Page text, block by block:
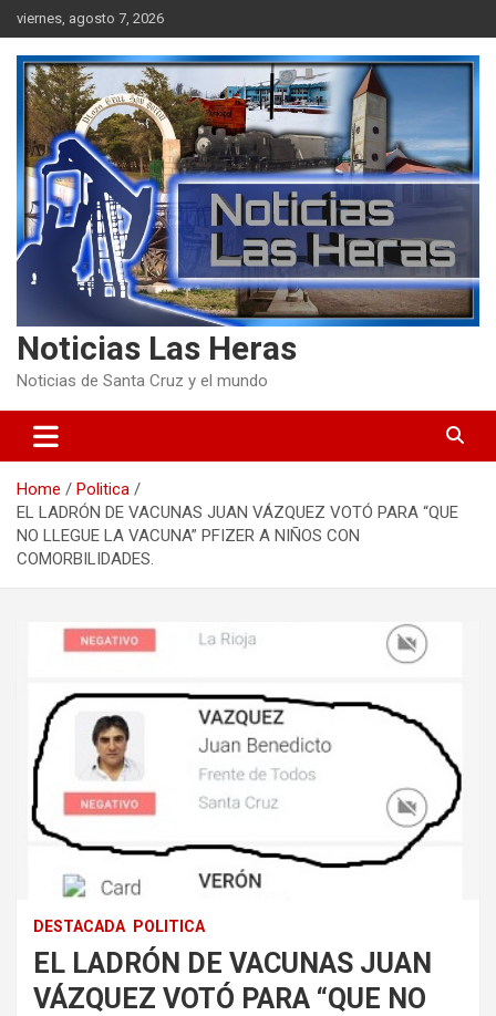
Skip
to
content
viernes, agosto 7, 2026
Noticias Las Heras
Noticias de Santa Cruz y el mundo
Home
Politica
EL LADRÓN DE VACUNAS JUAN VÁZQUEZ VOTÓ PARA “QUE
NO LLEGUE LA VACUNA” PFIZER A NIÑOS CON
COMORBILIDADES.
DESTACADA POLITICA
EL LADRÓN DE VACUNAS JUAN
VÁZQUEZ VOTÓ PARA “QUE NO